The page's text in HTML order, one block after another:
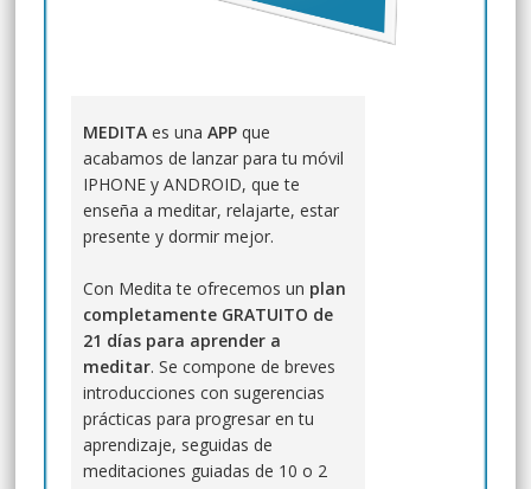
MEDITAes una APPque
acabamos de lanzar para tu móvil
IPHONEy ANDROID, que te
enseña a meditar, relajarte, estar
presente y dormir mejor.
Con Medita te ofrecemos un plan
completamente GRATUITO de
21 días para aprender a
meditar. Se compone de breves
introducciones con sugerencias
prácticas para progresar en tu
aprendizaje, seguidas de
meditaciones guiadas de 10 o 2